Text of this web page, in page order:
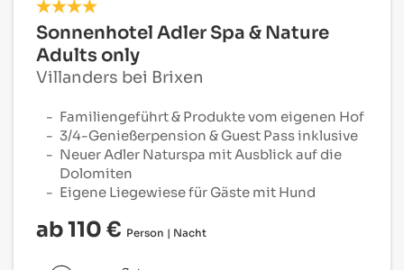
Sonnenhotel Adler Spa & Nature
Adults only
Villanders bei Brixen
Familiengeführt & Produkte vom eigenen Hof
3/4-Genießerpension & Guest Pass inklusive
Neuer Adler Naturspa mit Ausblick auf die
Dolomiten
Eigene Liegewiese für Gäste mit Hund
ab 110 € Person | Nacht